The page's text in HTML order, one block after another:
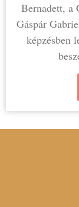
Bernadett, a
Gáspár
képzésben